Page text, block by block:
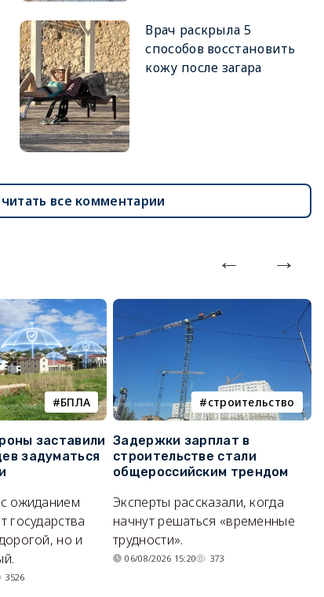
Врач раскрыла 5
способов восстановить
кожу после загара
все комментарии
БПЛА
заставили
задуматься
ожиданием
государства
но и
3526
строительство
Задержки зарплат в
строительстве стали
общероссийским трендом
Эксперты рассказали, когда
начнут решаться «временные
трудности».
06/08/2026 15:20 373